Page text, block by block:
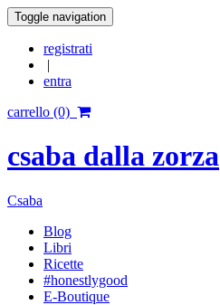
Toggle navigation
registrati
|
entra
carrello (0)
csaba dalla zorza
Csaba
Blog
Libri
Ricette
#honestlygood
E-Boutique